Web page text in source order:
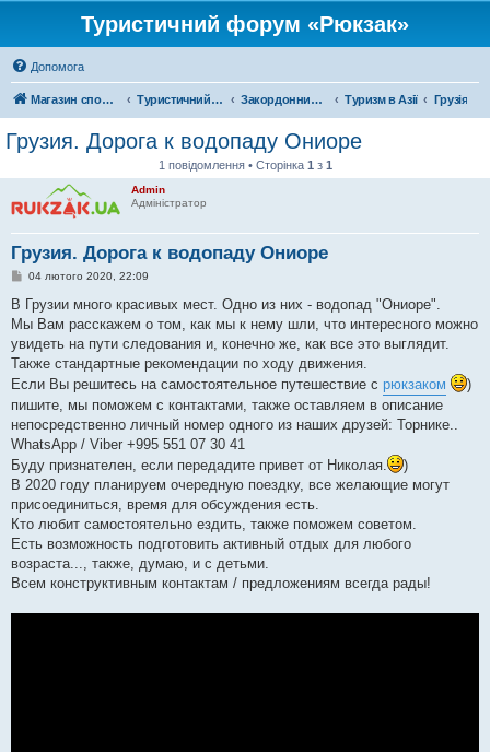
Туристичний форум «Рюкзак»
Допомога
Магазин спорядження Туристичний форум «Рюкзак» Закордонний туризм Туризм в Азії Грузія
Грузия. Дорога к водопаду Ониоре
1 повідомлення • Сторінка 1 з 1
Admin
Адміністратор
Грузия. Дорога к водопаду Ониоре
П
в
д
о
л
е
н
н
04 лютого 2020, 22:09
В Грузии много красивых мест. Одно из них - водопад "Ониоре".
Мы Вам расскажем о том, как мы к нему шли, что интересного можно
увидеть на пути следования и, конечно же, как все это выглядит.
Также стандартные рекомендации по ходу движения.
Если Вы решитесь на самостоятельное путешествие с рюкзаком
)
пишите, мы поможем с контактами, также оставляем в описание
непосредственно личный номер одного из наших друзей: Торнике..
WhatsApp / Viber +995 551 07 30 41
Буду признателен, если передадите привет от Николая.
)
В 2020 году планируем очередную поездку, все желающие могут
присоединиться, время для обсуждения есть.
Кто любит самостоятельно ездить, также поможем советом.
Есть возможность подготовить активный отдых для любого
возраста..., также, думаю, и с детьми.
Всем конструктивным контактам / предложениям всегда рады!